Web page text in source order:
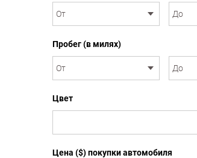
Пробег (в милях)
Цвет
Цена ($) покупки автомобиля